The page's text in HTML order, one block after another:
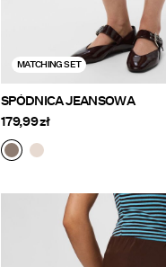
MATCHING SET
SPÓDNICA JEANSOWA
179,99 zł